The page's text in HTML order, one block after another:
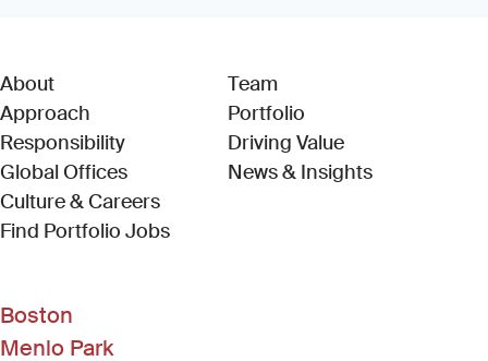
About
Approach
Responsibility
Global Offices
Culture & Careers
Find Portfolio Jobs(Link opens in new window)
Team
Portfolio
Driving Value
News & Insights
Boston
Menlo Park